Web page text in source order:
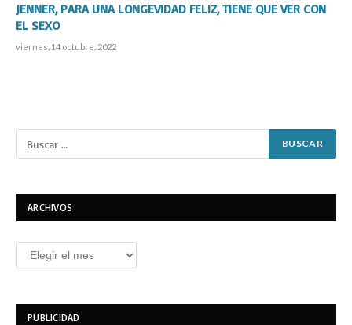
JENNER, PARA UNA LONGEVIDAD FELIZ, TIENE QUE VER CON
EL SEXO
viernes, 14 octubre, 2022
ARCHIVOS
Archivos
PUBLICIDAD